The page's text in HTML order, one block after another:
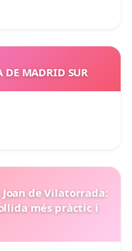
DE MADRID SUR
de Vilatorrada:
més pràctic i